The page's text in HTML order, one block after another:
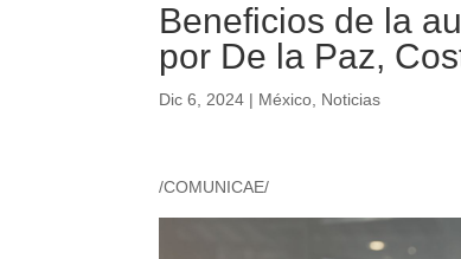
Beneficios de la
por De la Paz,
Dic 6, 2024 | México Noticias
/COMUNICAE/